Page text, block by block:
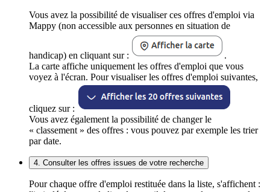
Vous avez la possibilité de visualiser ces offres d'emploi via
Mappy (non accessible aux personnes en situation de
handicap) en cliquant sur :
.
La carte affiche uniquement les offres d'emploi que vous
voyez à l'écran. Pour visualiser les offres d'emploi suivantes,
cliquez sur :
Vous avez également la possibilité de changer le
« classement » des offres : vous pouvez par exemple les trier
par date.
4. Consulter les offres issues de votre recherche
Pour chaque offre d'emploi restituée dans la liste, s'affichent :